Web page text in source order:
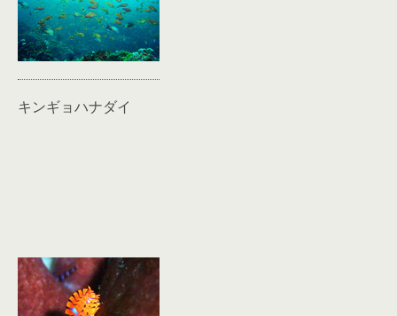
キンギョハナダイ